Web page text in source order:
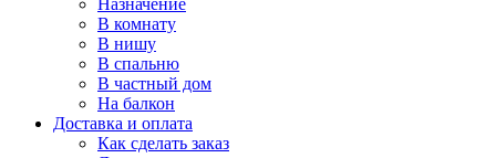
Назначение
В комнату
В нишу
В спальню
В частный дом
На балкон
Доставка и оплата
Как сделать заказ